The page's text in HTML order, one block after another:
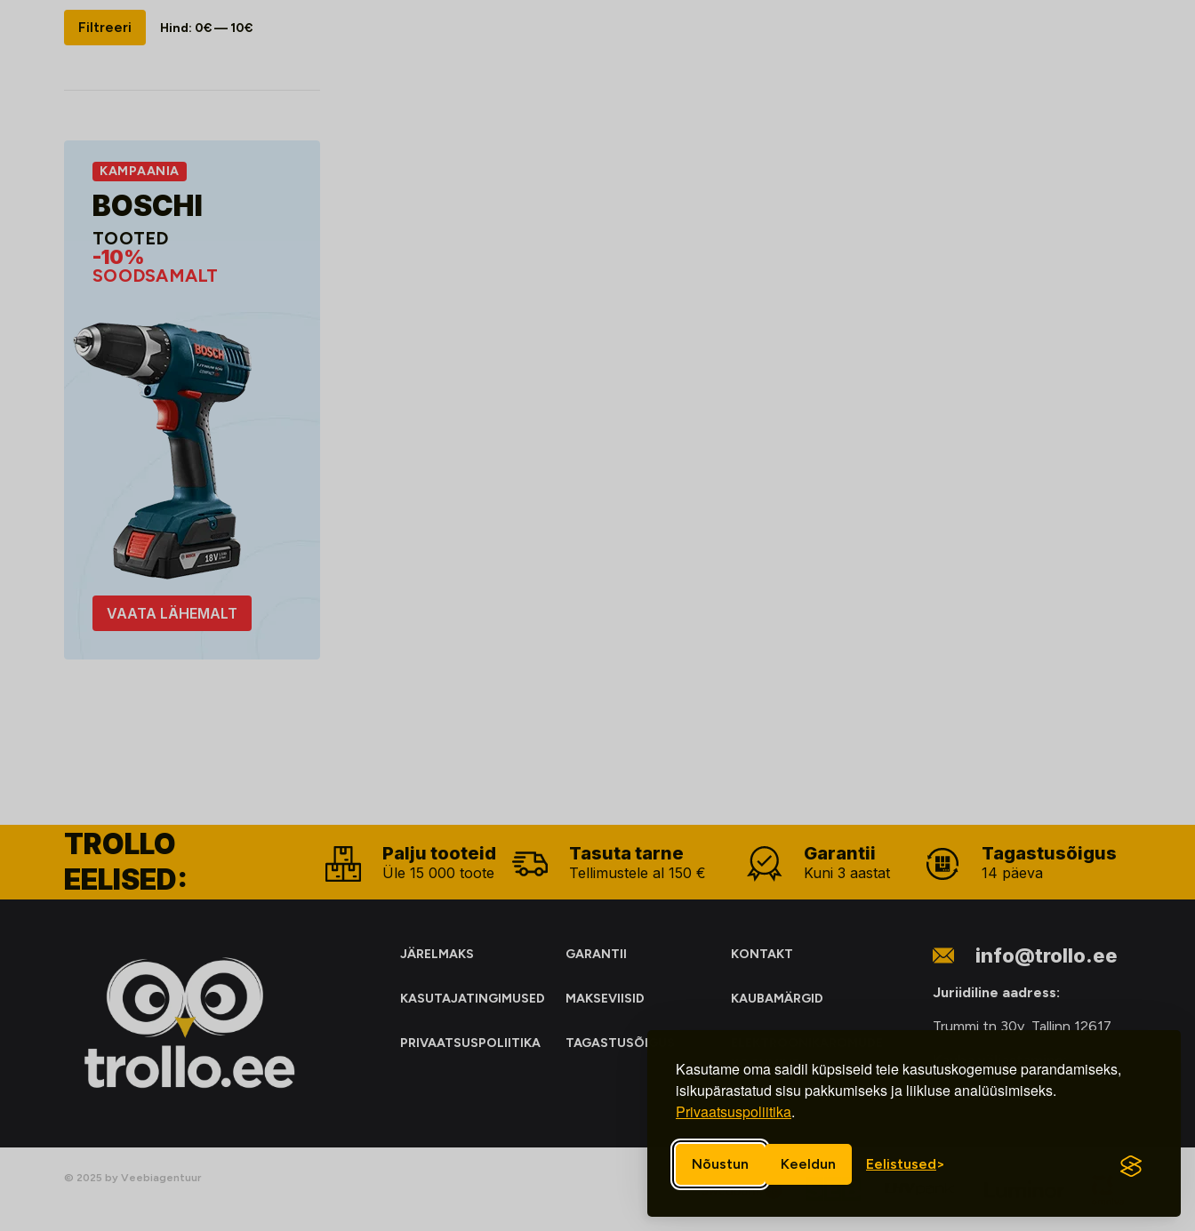
Kasutame oma saidil küpsiseid teie kasutuskogemuse parandamiseks,
isikupärastatud sisu pakkumiseks ja liikluse analüüsimiseks.
Privaatsuspoliitika.
Nõustun Keeldun Eelistused
Minimaalne
hind
Maksimaalne
hind
Filtreeri Hind: 0€— 10€
KAMPAANIA
BOSCHI
TOOTED
-10%
SOODSAMALT
VAATA LÄHEMALT
TROLLO
EELISED:
Palju tooteid
Üle 15 000 toote
Tasuta tarne
Tellimustele al 150 €
Garantii
Kuni 3 aastat
Tagastusõigus
14 päeva
JÄRELMAKS GARANTII KONTAKT
KASUTAJATINGIMUSED MAKSEVIISID KAUBAMÄRGID
PRIVAATSUSPOLIITIKA TAGASTUSÕIGUS
KOGUMINE
info@trollo.ee
Juriidiline aadress:
Trummi tn 30y, Tallinn 12617
Kauba väljastamine:
E-R – 9.00 – 18.00
© 2025 by Veebiagentuur